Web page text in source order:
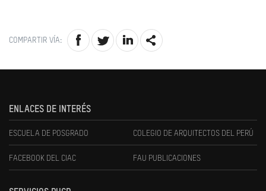
COMPARTIR VÍA:
ENLACES DE INTERÉS
ESCUELA DE POSGRADO COLEGIO DE ARQUITECTOS DEL PERÚ
FACEBOOK DEL CIAC FAU PUBLICACIONES